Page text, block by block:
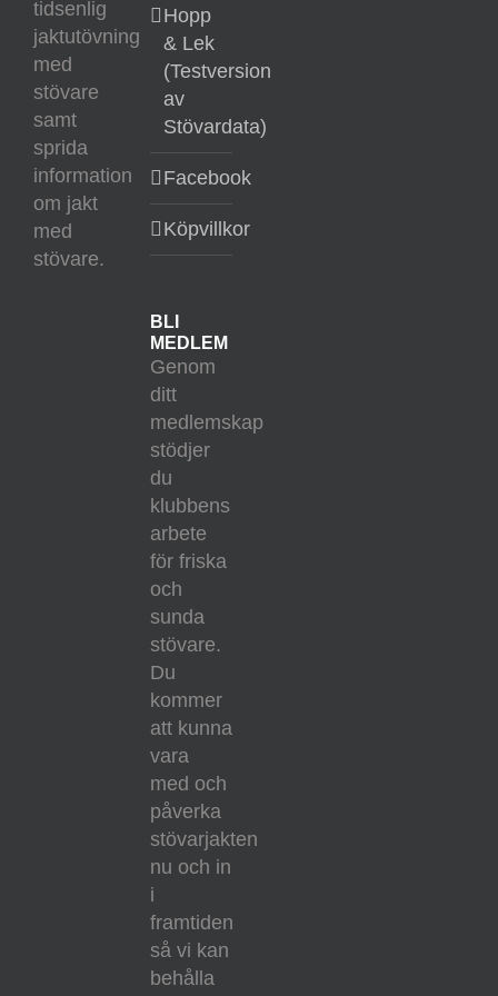
tidsenlig
jaktutövning
med
stövare
samt
sprida
information
om jakt
med
stövare.
Hopp
& Lek
(Testversion
av
Stövardata)
Facebook
Köpvillkor
BLI
MEDLEM
Genom
ditt
medlemskap
stödjer
du
klubbens
arbete
för friska
och
sunda
stövare.
Du
kommer
att kunna
vara
med och
påverka
stövarjakten
nu och in
i
framtiden
så vi kan
behålla